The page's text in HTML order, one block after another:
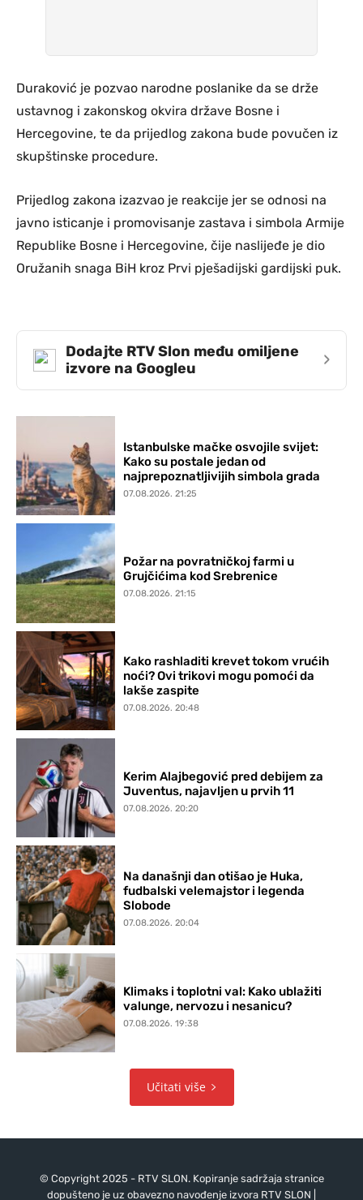
Duraković je pozvao narodne poslanike da se drže
ustavnog i zakonskog okvira države Bosne i
Hercegovine, te da prijedlog zakona bude povučen iz
skupštinske procedure.
Prijedlog zakona izazvao je reakcije jer se odnosi na
javno isticanje i promovisanje zastava i simbola Armije
Republike Bosne i Hercegovine, čije naslijeđe je dio
Oružanih snaga BiH kroz Prvi pješadijski gardijski puk.
Dodajte RTV Slon među omiljene
izvore na Googleu
›
Istanbulske mačke osvojile svijet:
Kako su postale jedan od
najprepoznatljivijih simbola grada
07.08.2026. 21:25
Požar na povratničkoj farmi u
Grujčićima kod Srebrenice
07.08.2026. 21:15
Kako rashladiti krevet tokom vrućih
noći? Ovi trikovi mogu pomoći da
lakše zaspite
07.08.2026. 20:48
Kerim Alajbegović pred debijem za
Juventus, najavljen u prvih 11
07.08.2026. 20:20
Na današnji dan otišao je Huka,
fudbalski velemajstor i legenda
Slobode
07.08.2026. 20:04
Klimaks i toplotni val: Kako ublažiti
valunge, nervozu i nesanicu?
07.08.2026. 19:38
Učitati više
© Copyright 2025 - RTV SLON. Kopiranje sadržaja stranice
dopušteno je uz obavezno navođenje izvora RTV SLON |